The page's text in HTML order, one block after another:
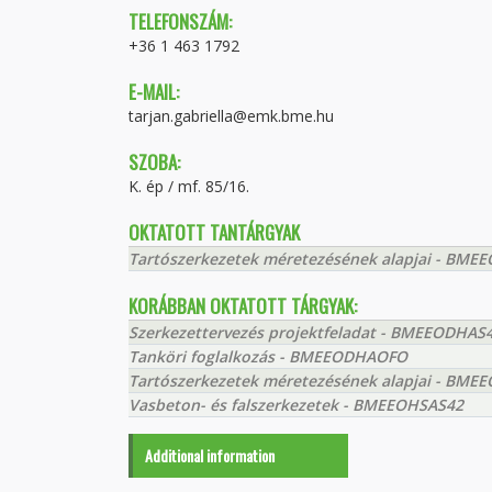
TELEFONSZÁM:
+36 1 463 1792
E-MAIL:
tarjan.gabriella@emk.bme.hu
SZOBA:
K. ép / mf. 85/16.
OKTATOTT TANTÁRGYAK
Tartószerkezetek méretezésének alapjai -
KORÁBBAN OKTATOTT TÁRGYAK:
Szerkezettervezés projektfeladat -
Tanköri foglalkozás - BMEEODHAOFO
Tartószerkezetek méretezésének alapjai -
Vasbeton- és falszerkezetek - BMEEOHSAS42
Additional information